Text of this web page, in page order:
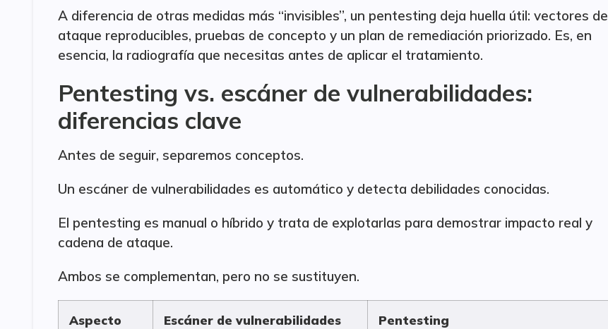
A diferencia de otras medidas más “invisibles”, un pentesting deja huella útil: vectores de
ataque reproducibles, pruebas de concepto y un plan de remediación priorizado. Es, en
esencia, la radiografía que necesitas antes de aplicar el tratamiento.
Pentesting vs. escáner de vulnerabilidades:
diferencias clave
Antes de seguir, separemos conceptos.
Un escáner de vulnerabilidades es automático y detecta debilidades conocidas.
El pentesting es manual o híbrido y trata de explotarlas para demostrar impacto real y
cadena de ataque.
Ambos se complementan, pero no se sustituyen.
Aspecto Escáner de vulnerabilidades Pentesting